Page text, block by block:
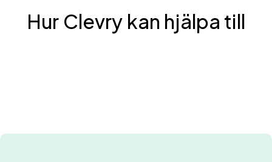
Hur Clevry kan hjälpa till